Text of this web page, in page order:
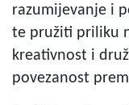
razumijevanje i
te pružiti priliku
kreativnost i
povezanost